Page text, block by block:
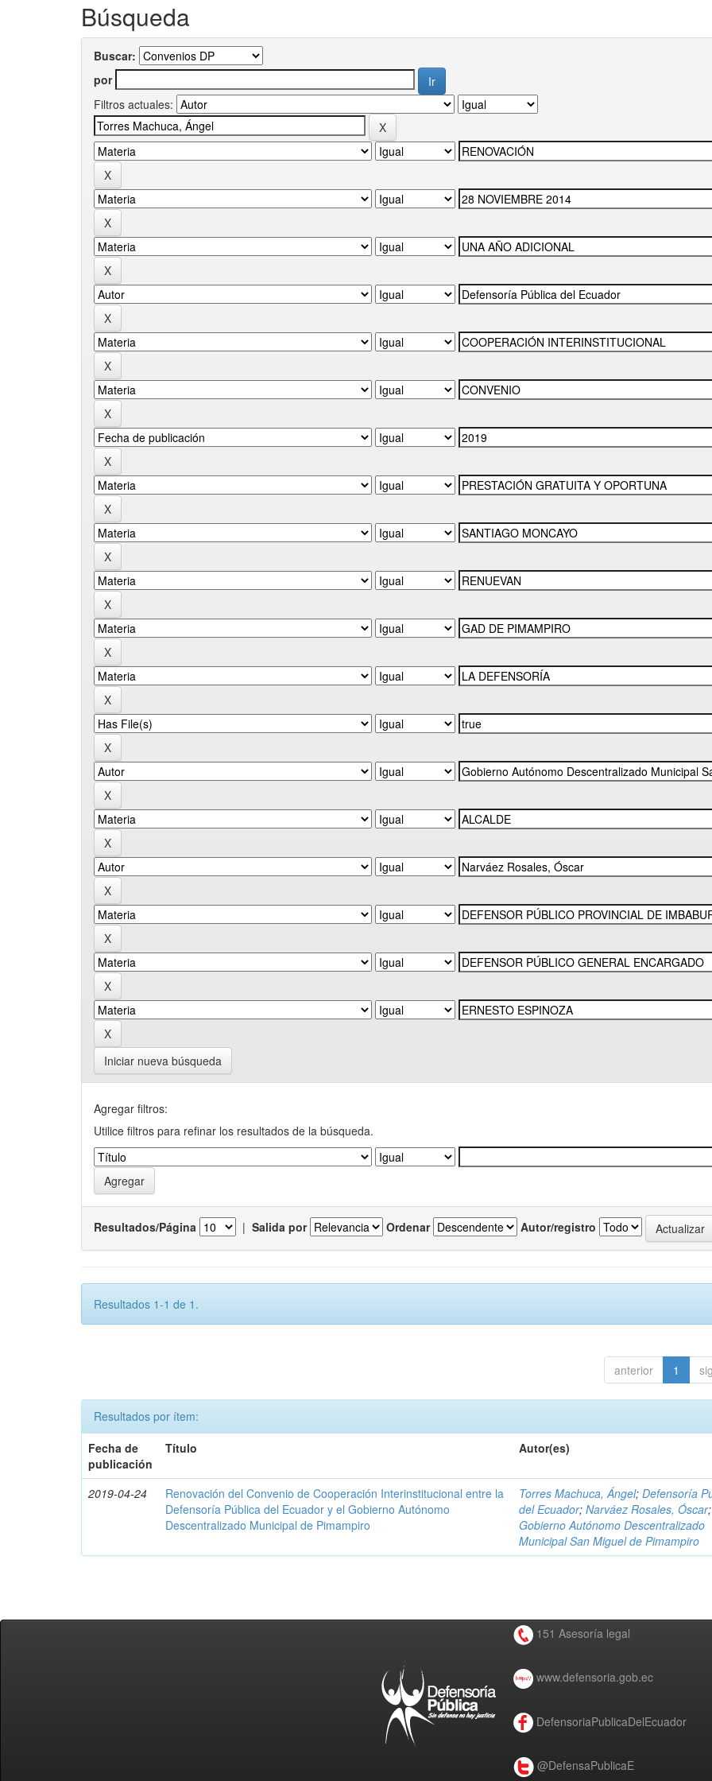
Búsqueda
Buscar:
por
Filtros actuales:
Iniciar nueva búsqueda
Agregar filtros:
Utilice filtros para refinar los resultados de la búsqueda.
Resultados/Página | Salida por Ordenar Autor/registro
Resultados 1-1 de 1.
anterior 1
Resultados por ítem:
Fecha de
publicación
Título Autor(es)
2019-04-24
Renovación del Convenio de Cooperación Interinstitucional entre la
Defensoría Pública del Ecuador y el Gobierno Autónomo
Descentralizado Municipal de Pimampiro
Torres Machuca, Ángel;Defensoría
del Ecuador;Narváez Rosales, Óscar;
Gobierno Autónomo Descentralizado
Municipal San Miguel de Pimampiro
151 Asesoría legal
www.defensoria.gob.ec
DefensoriaPublicaDelEcuador
@DefensaPublicaE